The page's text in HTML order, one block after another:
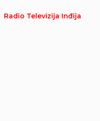
Radio Televizija Inđija